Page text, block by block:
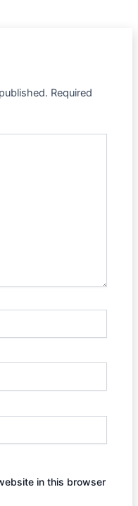
Required
in this browser